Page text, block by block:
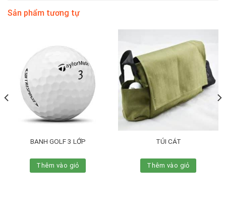
Sản phẩm tương tự
BANH GOLF 3 LỚP
Thêm vào giỏ
TÚI CÁT
Thêm vào giỏ